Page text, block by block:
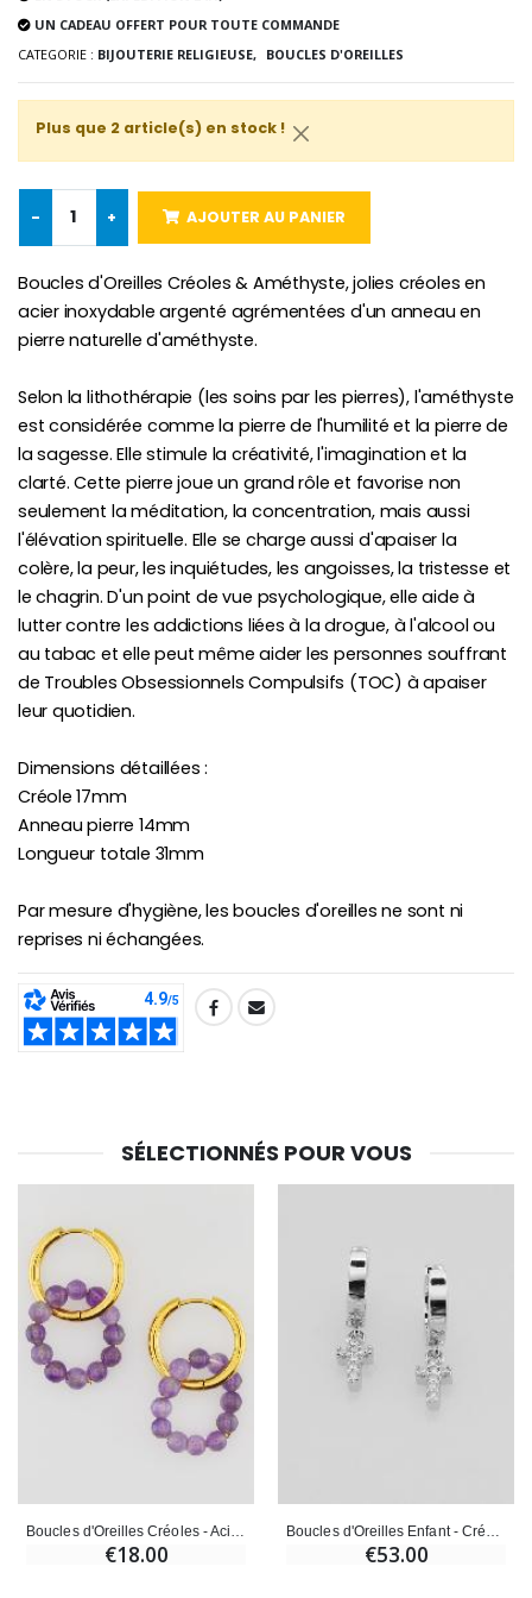
€4.90
UN CADEAU OFFERT POUR TOUTE COMMANDE
CATEGORIE : BIJOUTERIE RELIGIEUSE, BOUCLES D'OREILLES
Plus que 2 article(s) en stock !
- + AJOUTER AU PANIER
Boucles d'Oreilles Créoles & Améthyste, jolies créoles en
acier inoxydable argenté agrémentées d'un anneau en
pierre naturelle d'améthyste.
Selon la lithothérapie (les soins par les pierres), l'améthyste
est considérée comme la pierre de l'humilité et la pierre de
la sagesse. Elle stimule la créativité, l'imagination et la
clarté. Cette pierre joue un grand rôle et favorise non
seulement la méditation, la concentration, mais aussi
l'élévation spirituelle. Elle se charge aussi d'apaiser la
colère, la peur, les inquiétudes, les angoisses, la tristesse et
le chagrin. D'un point de vue psychologique, elle aide à
lutter contre les addictions liées à la drogue, à l'alcool ou
au tabac et elle peut même aider les personnes souffrant
de Troubles Obsessionnels Compulsifs (TOC) à apaiser
leur quotidien.
Dimensions détaillées :
Créole 17mm
Anneau pierre 14mm
Longueur totale 31mm
Par mesure d'hygiène, les boucles d'oreilles ne sont ni
reprises ni échangées.
SHARE:
SÉLECTIONNÉS POUR VOUS
€18.00 €53.00